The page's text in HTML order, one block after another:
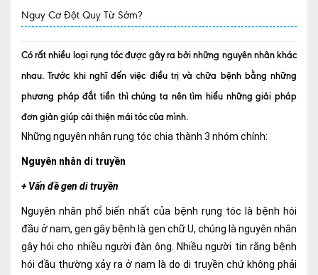
TIN TỨC
Tin sự kiện
Tin tức BHYT
DỊCH VỤ
Các chuyên khoa tại Phòng khám
Nội
Ngoại
Nguy Cơ Đột Quỵ Từ Sớm?
Có rất nhiều loại rụng tóc được gây ra bởi những nguyên nhân khác
nhau. Trước khi nghĩ đến việc điều trị và chữa bệnh bằng những
phương pháp đắt tiền thì chúng ta nên tìm hiểu những giải pháp
đơn giản giúp cải thiện mái tóc của mình.
Những nguyên nhân rụng tóc chia thành 3 nhóm chính:
Nguyên nhân di truyền
+ Vấn đề gen di truyền
Nguyên nhân phổ biến nhất của bệnh rụng tóc là bệnh hói
đầu ở nam, gen gây bệnh là gen chữ U, chúng là nguyên nhân
gây hói cho nhiều người đàn ông. Nhiều người tin rằng bệnh
hói đầu thường xảy ra ở nam là do di truyền chứ không phải